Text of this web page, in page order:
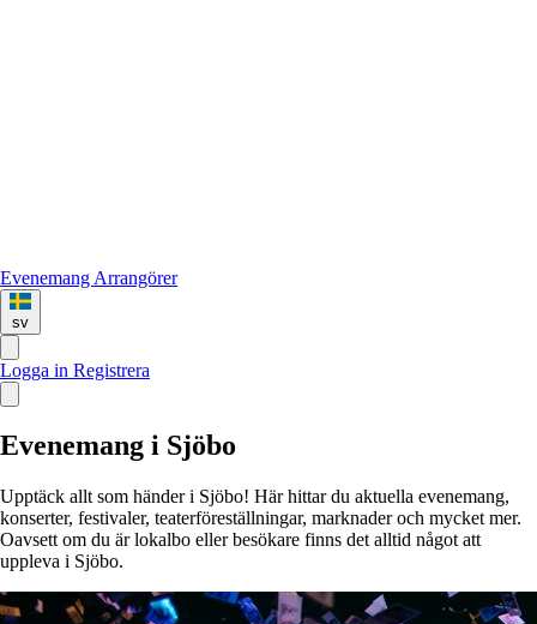
Evenemang Arrangörer
sv
Logga in Registrera
Evenemang i Sjöbo
Upptäck allt som händer i Sjöbo! Här hittar du aktuella evenemang,
konserter, festivaler, teaterföreställningar, marknader och mycket mer.
Oavsett om du är lokalbo eller besökare finns det alltid något att
uppleva i Sjöbo.